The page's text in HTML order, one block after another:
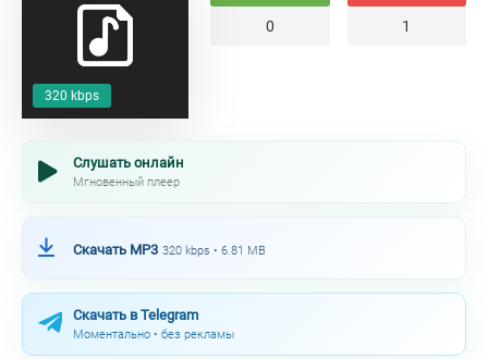
320 kbps
0 1
Слушать онлайн
Мгновенный плеер
Скачать MP3 320 kbps • 6.81 MB
Скачать в Telegram
Моментально • без рекламы